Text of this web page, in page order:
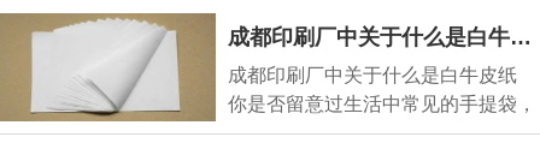
成都印刷厂中关于什么是白牛皮纸
成都印刷厂中关于什么是白牛皮纸
你是否留意过生活中常见的手提袋，
好奇过它究竟采